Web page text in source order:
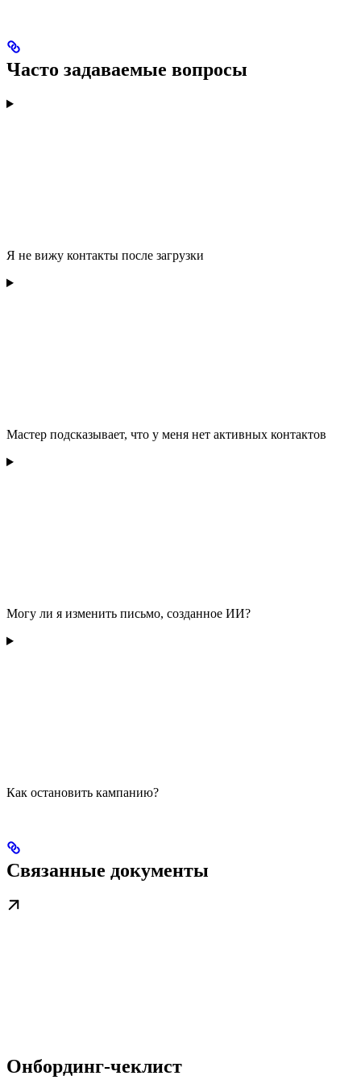
Часто задаваемые вопросы
Я не вижу контакты после загрузки
Мастер подсказывает, что у меня нет активных контактов
Могу ли я изменить письмо, созданное ИИ?
Как остановить кампанию?
Связанные документы
Онбординг-чеклист